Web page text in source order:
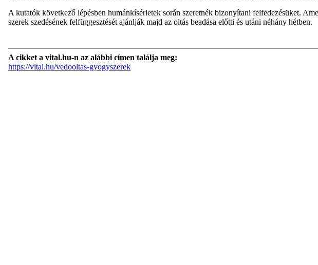
A kutatók következő lépésben humánkísérletek során szeretnék bizonyítani felfedezésüket.
szerek szedésének felfüggesztését ajánlják majd az oltás beadása előtti és utáni néhány hétben.
A cikket a vital.hu-n az alábbi címen találja meg:
https://vital.hu/vedooltas-gyogyszerek